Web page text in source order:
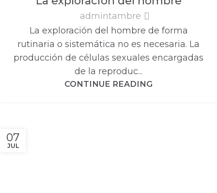
admintambre
La exploración del hombre de forma
rutinaria o sistemática no es necesaria. La
producción de células sexuales encargadas
de la reproduc...
CONTINUE READING
07
JUL